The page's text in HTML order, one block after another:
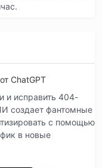
ChatGPT
и исправить 404-
создает фантомные
с помощью
в новые